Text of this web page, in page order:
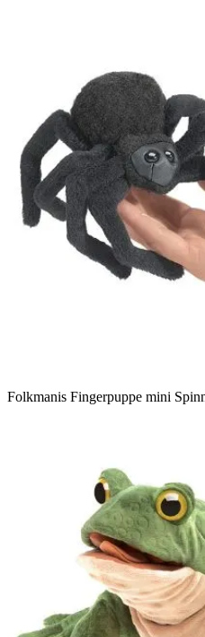
Folkmanis Handpuppe Eisdrache
Fell, von einer Frau mit
Folkmanis Fingerpuppe mini